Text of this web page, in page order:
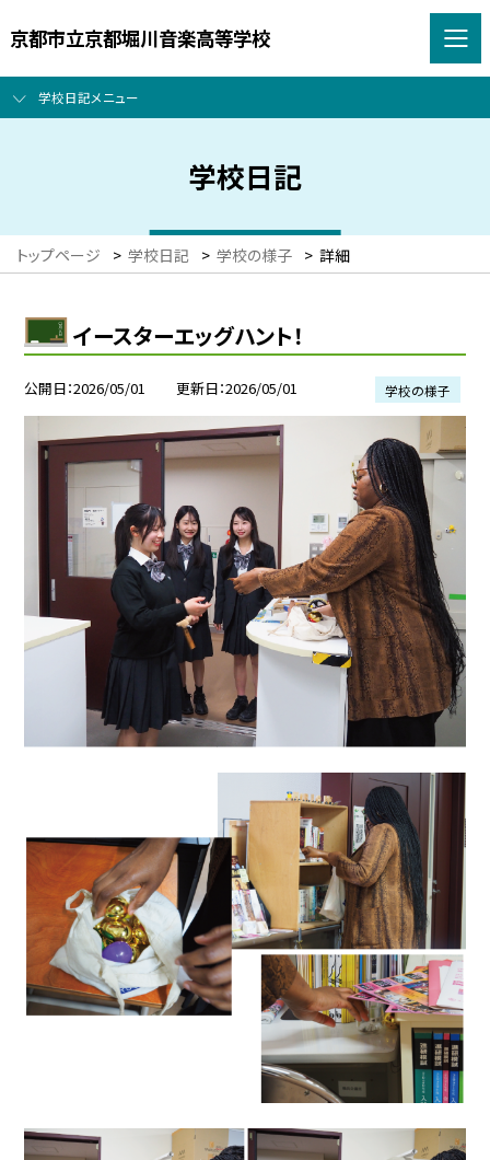
京都市立京都堀川音楽高等学校
学校日記メニュー
学校日記
トップページ > 学校日記 > 学校の様子 > 詳細
イースターエッグハント！
公開日 2026/05/01 更新日 2026/05/01 学校の様子